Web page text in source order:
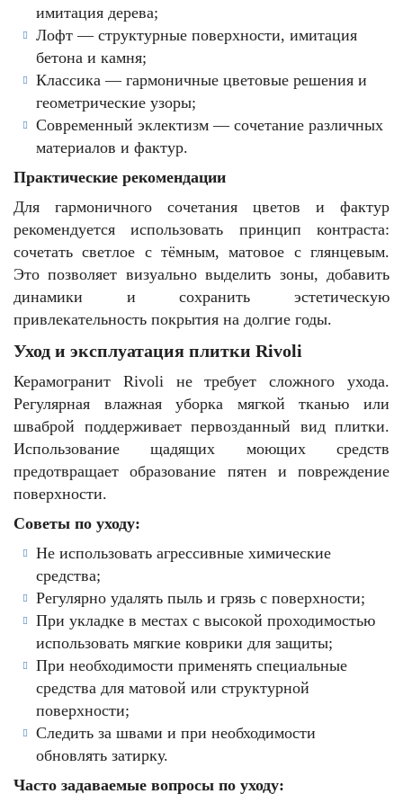
имитация дерева;
Лофт — структурные поверхности, имитация
бетона и камня;
Классика — гармоничные цветовые решения и
геометрические узоры;
Современный эклектизм — сочетание различных
материалов и фактур.
Практические рекомендации
Для гармоничного сочетания цветов и фактур
рекомендуется использовать принцип контраста:
сочетать светлое с тёмным, матовое с глянцевым.
Это позволяет визуально выделить зоны, добавить
динамики и сохранить эстетическую
привлекательность покрытия на долгие годы.
Уход и эксплуатация плитки Rivoli
Керамогранит Rivoli не требует сложного ухода.
Регулярная влажная уборка мягкой тканью или
шваброй поддерживает первозданный вид плитки.
Использование щадящих моющих средств
предотвращает образование пятен и повреждение
поверхности.
Советы по уходу:
Не использовать агрессивные химические
средства;
Регулярно удалять пыль и грязь с поверхности;
При укладке в местах с высокой проходимостью
использовать мягкие коврики для защиты;
При необходимости применять специальные
средства для матовой или структурной
поверхности;
Следить за швами и при необходимости
обновлять затирку.
Часто задаваемые вопросы по уходу: